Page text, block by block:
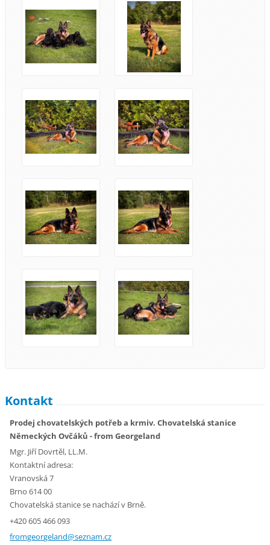
Kontakt
Prodej chovatelských potřeb a krmiv. Chovatelská stanice
Německých Ovčáků - from Georgeland
Mgr. Jiří Dovrtěl, LL.M.
Kontaktní adresa:
Vranovská 7
Brno 614 00
Chovatelská stanice se nachází v Brně.
+420 605 466 093
fromgeorgeland@seznam.cz